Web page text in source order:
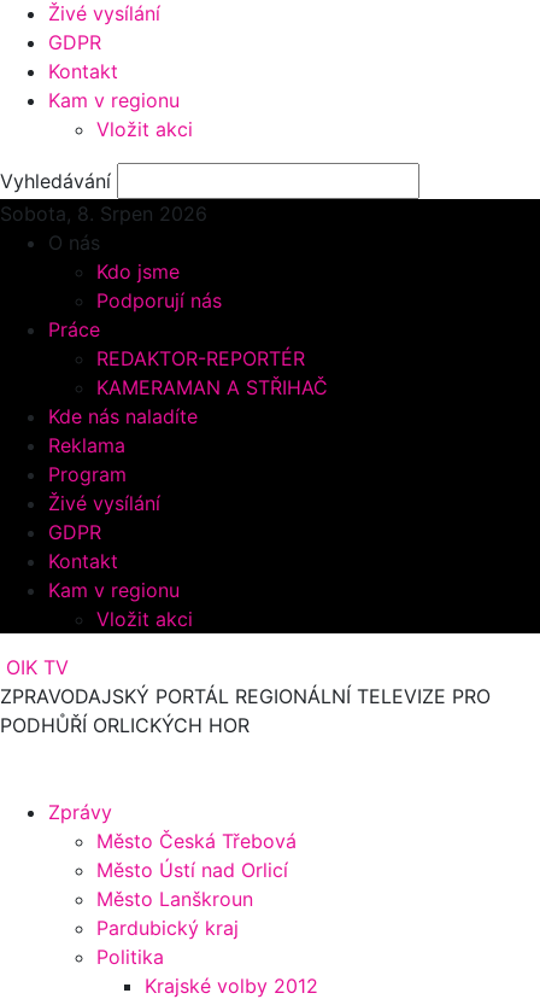
Živé vysílání
GDPR
Kontakt
Kam v regionu
Vložit akci
Vyhledávání
Sobota, 8. Srpen 2026
O nás
Kdo jsme
Podporují nás
Práce
REDAKTOR-REPORTÉR
KAMERAMAN A STŘIHAČ
Kde nás naladíte
Reklama
Program
Živé vysílání
GDPR
Kontakt
Kam v regionu
Vložit akci
OIK TV
ZPRAVODAJSKÝ PORTÁL REGIONÁLNÍ TELEVIZE PRO
PODHŮŘÍ ORLICKÝCH HOR
Zprávy
Město Česká Třebová
Město Ústí nad Orlicí
Město Lanškroun
Pardubický kraj
Politika
Krajské volby 2012